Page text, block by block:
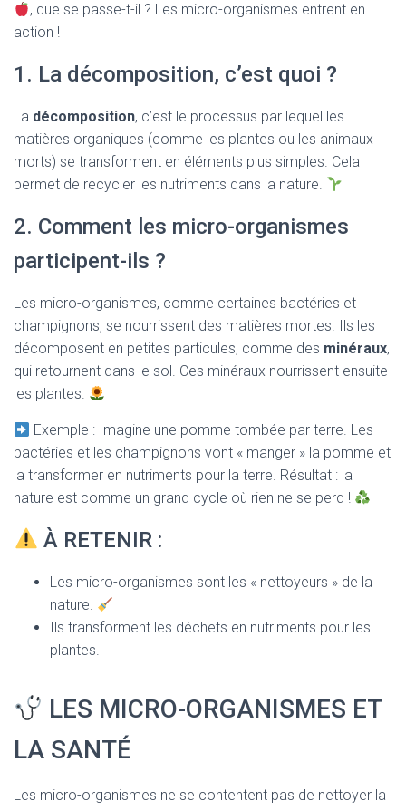
, que se passe-t-il ? Les micro-organismes entrent en
action !
1. La décomposition, c’est quoi ?
La décomposition, c’est le processus par lequel les
matières organiques (comme les plantes ou les animaux
morts) se transforment en éléments plus simples. Cela
permet de recycler les nutriments dans la nature.
2. Comment les micro-organismes
participent-ils ?
Les micro-organismes, comme certaines bactéries et
champignons, se nourrissent des matières mortes. Ils les
décomposent en petites particules, comme des minéraux,
qui retournent dans le sol. Ces minéraux nourrissent ensuite
les plantes.
Exemple : Imagine une pomme tombée par terre. Les
bactéries et les champignons vont « manger » la pomme et
la transformer en nutriments pour la terre. Résultat : la
nature est comme un grand cycle où rien ne se perd !
À RETENIR :
Les micro-organismes sont les « nettoyeurs » de la
nature.
Ils transforment les déchets en nutriments pour les
plantes.
LES MICRO-ORGANISMES ET
LA SANTÉ
Les micro-organismes ne se contentent pas de nettoyer la